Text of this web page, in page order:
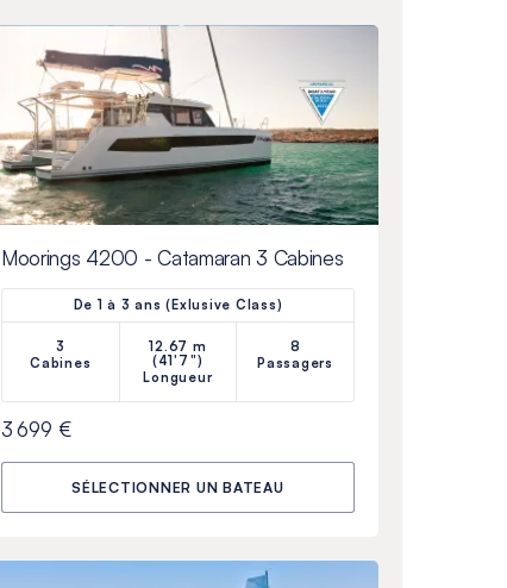
Moorings 4200 - Catamaran 3 Cabines
De 1 à 3 ans (Exlusive Class)
3
Cabines
12.67 m
(41'7")
Longueur
8
Passagers
3 699 €
SÉLECTIONNER UN BATEAU